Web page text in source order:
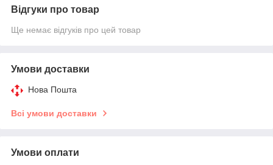
Відгуки про товар
Ще немає відгуків про цей товар
Умови доставки
Нова Пошта
Всі умови доставки
Умови оплати